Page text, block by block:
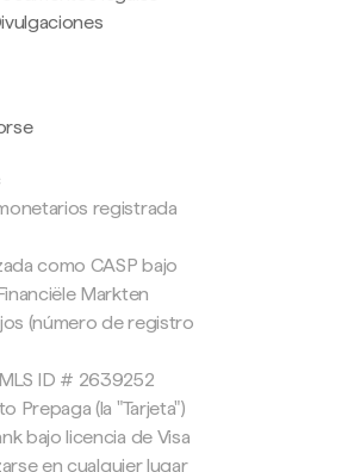
registrada
como CASP bajo
Markten
(número de registro
ID # 2639252
Prepaga (la "Tarjeta")
bajo licencia de Visa
en cualquier lugar